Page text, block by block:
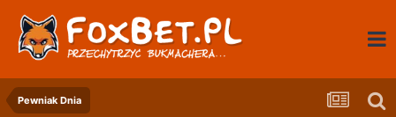
Pewniak Dnia